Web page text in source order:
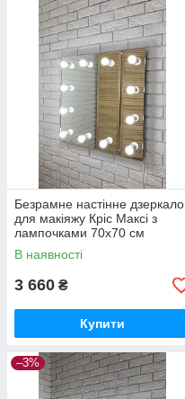
Безрамне настінне дзеркало
для макіяжу Кріс Максі з
лампочками 70х70 см
В наявності
3 660 ₴
Купити
–3%